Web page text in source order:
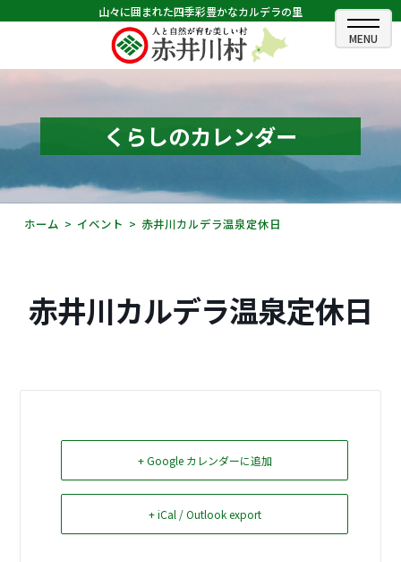
山々に囲まれた四季彩豊かなカルデラの里
ホーム
むらのできごと
むらのプロフィール
くらしの情報
観光・イベント情報
Select Language▼
くらしのカレンダー
ホーム イベント 赤井川カルデラ温泉定休日
赤井川カルデラ温泉定休日
+ Google カレンダーに追加
+ iCal / Outlook export